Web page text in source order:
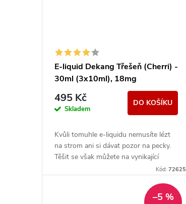
E-liquid Dekang Třešeň (Cherri) -
30ml (3x10ml), 18mg
495 Kč
Skladem
DO KOŠÍKU
Kvůli tomuhle e-liquidu nemusíte lézt
na strom ani si dávat pozor na pecky.
Těšit se však můžete na vynikající
Kód:72625
–5 %